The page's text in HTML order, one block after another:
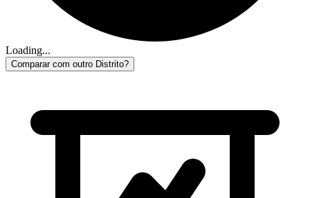
Loading...
Comparar com outro Distrito?